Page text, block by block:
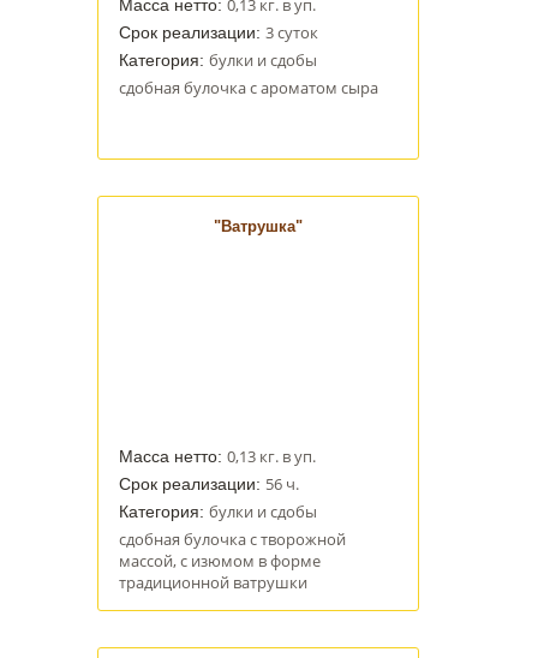
Масса нетто: 0,13 кг. в уп.
Срок реализации: 3 суток
Категория: булки и сдобы
сдобная булочка с ароматом сыра
"Ватрушка"
Масса нетто: 0,13 кг. в уп.
Срок реализации: 56 ч.
Категория: булки и сдобы
сдобная булочка с творожной
массой, с изюмом в форме
традиционной ватрушки